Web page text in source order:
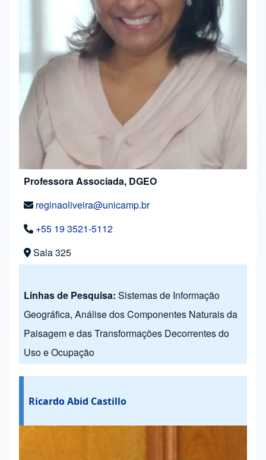
Professora Associada, DGEO
reginaoliveira@unicamp.br
+55 19 3521-5112
Sala 325
Linhas de Pesquisa: Sistemas de Informação
Geográfica, Análise dos Componentes Naturais da
Paisagem e das Transformações Decorrentes do
Uso e Ocupação
Ricardo Abid Castillo